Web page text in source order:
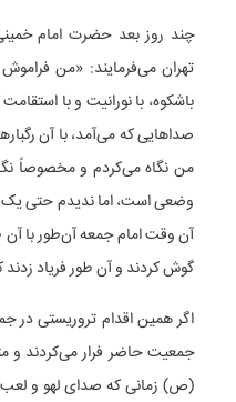
چند روز بعد حضرت امام
تهران می‌فرمایند: «من
باشکوه، با نورانیت و با
صداهایی که می‌آمد، با آن
من نگاه می‌کردم و مخصوصاً
وضعی است، اما ندیدم حتی یک
آن وقت امام جمعه آن‌طور با
گوش کردند و آن طور فریاد
اگر همین اقدام تروریستی در
جمعیت حاضر فرار می‌کردند و
(ص) زمانی که صدای لهو و لعب